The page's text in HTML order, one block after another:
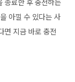
아낄 수 있다는 사
면 지금 바로 충전